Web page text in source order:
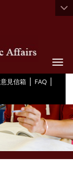
意見信箱 | FAQ |